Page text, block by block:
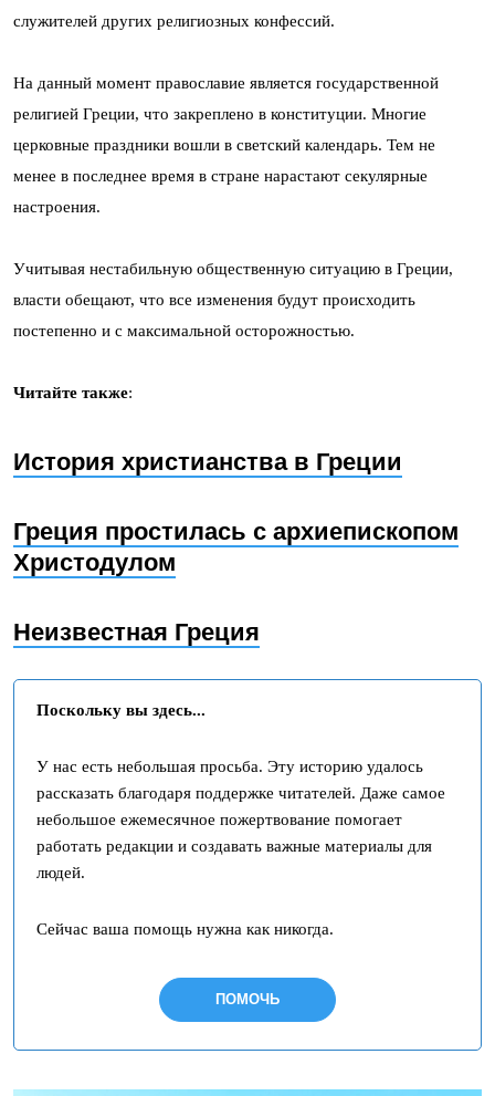
служителей других религиозных конфессий.
На данный момент православие является государственной
религией Греции, что закреплено в конституции. Многие
церковные праздники вошли в светский календарь. Тем не
менее в последнее время в стране нарастают секулярные
настроения.
Учитывая нестабильную общественную ситуацию в Греции,
власти обещают, что все изменения будут происходить
постепенно и с максимальной осторожностью.
Читайте также:
История христианства в Греции
Греция простилась с архиепископом
Христодулом
Неизвестная Греция
Поскольку вы здесь...
У нас есть небольшая просьба. Эту историю удалось
рассказать благодаря поддержке читателей. Даже самое
небольшое ежемесячное пожертвование помогает
работать редакции и создавать важные материалы для
людей.
Сейчас ваша помощь нужна как никогда.
ПОМОЧЬ